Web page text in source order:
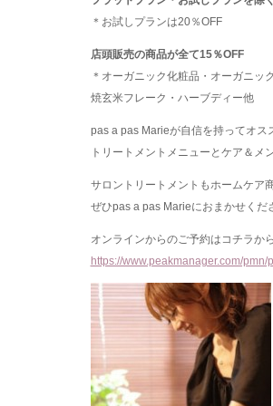
＊お試しプランは20％OFF
店頭販売の商品が全て15％OFF
＊オーガニック化粧品・オーガニッ
焼玄米フレーク・ハーブディー他
pas a pas Marieが自信を持ってオス
トリートメントメニューとケア＆メ
サロントリートメントもホームケア
ぜひpas a pas Marieにおまかせく
オンラインからのご予約はコチラから
https://www.peakmanager.com/pmn/